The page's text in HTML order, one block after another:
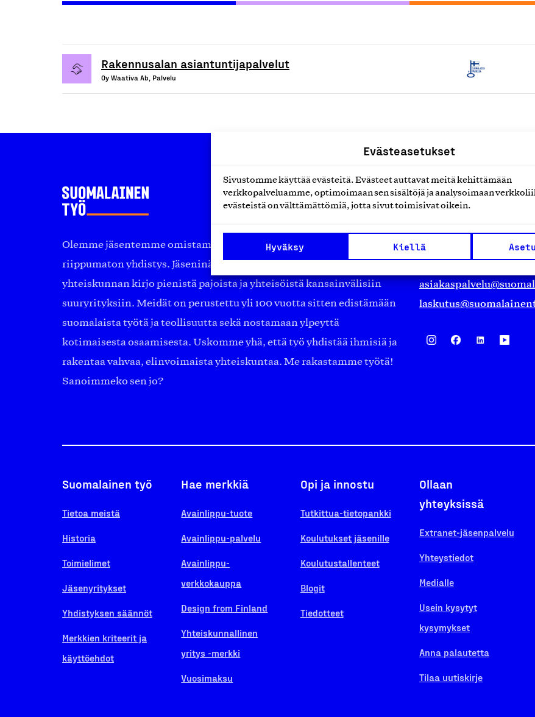
Evästeasetukset
Sivustomme käyttää evästeitä. Evästeet auttavat meitä kehittämään
verkkopalveluamme, optimoimaan sen sisältöjä ja analysoimaan
evästeistä on välttämättömiä, jotta sivut toimisivat oikein.
Hyväksy Kiellä
Rakennusalan asiantuntijapalvelut
Oy Waativa Ab, Palvelu
Olemme jäsentemme omistama puolueeton, työmarkkinajärjestöistä
riippumaton yhdistys. Jäseninämme on koko suomalaisen
yhteiskunnan kirjo pienistä pajoista ja yhteisöistä kansainvälisiin
suuryrityksiin. Meidät on perustettu yli 100 vuotta sitten edistämään
suomalaista työtä ja teollisuutta sekä nostamaan ylpeyttä
kotimaisesta osaamisesta. Uskomme yhä, että työ yhdistää ihmisiä ja
rakentaa vahvaa, elinvoimaista yhteiskuntaa. Me rakastamme työtä!
Sanoimmeko sen jo?
Suomalainen työ ry
00130 Helsinki
Suomalainen työ
Tietoa meistä
Historia
Toimielimet
Jäsenyritykset
Yhdistyksen säännöt
Merkkien kriteerit ja
käyttöehdot
Hae merkkiä
Avainlippu-tuote
Avainlippu-palvelu
Avainlippu-
verkkokauppa
Design from Finland
Yhteiskunnallinen
yritys -merkki
Vuosimaksu
Opi ja innostu
Tutkittua-tietopankki
Koulutukset jäsenille
Koulutustallenteet
Blogit
Tiedotteet
Ollaan
yhteyksissä
Extranet-jäsenpalvelu
Yhteystiedot
Medialle
Usein kysytyt
kysymykset
Anna palautetta
Tilaa uutiskirje